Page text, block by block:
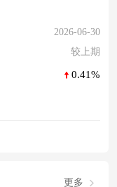
2026-06-30
较上期
0.41%
更多